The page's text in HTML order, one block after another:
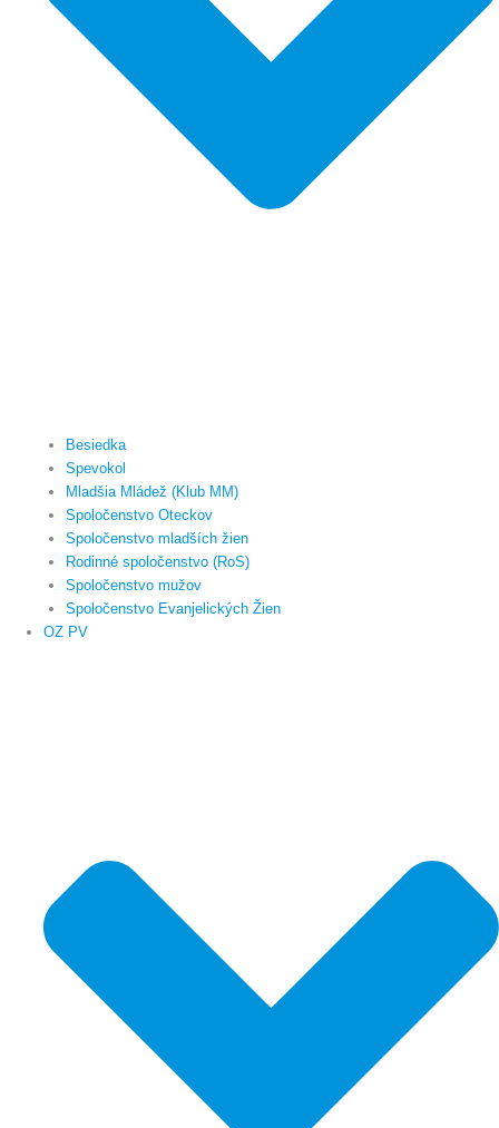
Besiedka
Spevokol
Mladšia Mládež (Klub MM)
Spoločenstvo Oteckov
Spoločenstvo mladších žien
Rodinné spoločenstvo (RoS)
Spoločenstvo mužov
Spoločenstvo Evanjelických Žien
OZ PV